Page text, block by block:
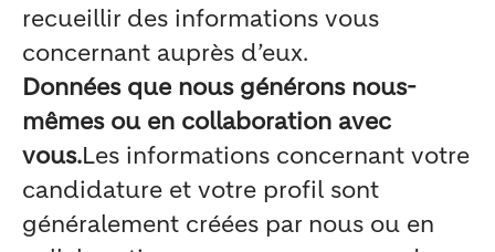
recueillir des informations vous
concernant auprès d’eux.
Données que nous générons nous-
mêmes ou en collaboration avec
vous.Les informations concernant votre
candidature et votre profil sont
généralement créées par nous ou en